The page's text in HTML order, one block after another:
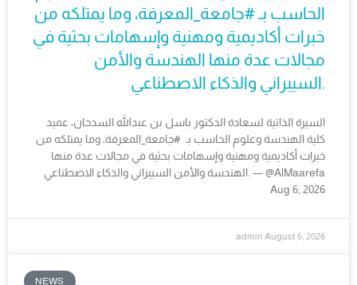
الحاسب بـ #جامعة_المعرفة، وما يمتلكه من
خبرات أكاديمية ومهنية وإسهامات بحثية في
مجالات عدة منها الهندسة والأمن
السيرة الذاتية لسعادة الدكتور باسل بن عبدالله السدحان، عميد
كلية الهندسة وعلوم الحاسب بـ #جامعة_المعرفة، وما يمتلكه من
خبرات أكاديمية ومهنية وإسهامات بحثية في مجالات عدة منها
الهندسة والأمن السيبراني والذكاء الاصطناعي. — @AlMaarefa
Aug 6, 2026
admin August 6, 2026
NEWS